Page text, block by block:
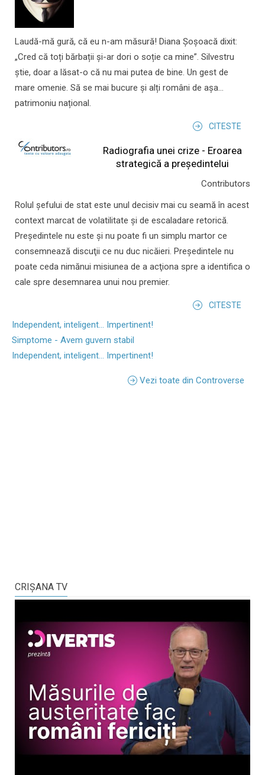
Laudă-mă gură, că eu n-am măsură! Diana Șoșoacă dixit:
„Cred că toți bărbații și-ar dori o soție ca mine”. Silvestru
știe, doar a lăsat-o că nu mai putea de bine. Un gest de
mare omenie. Să se mai bucure și alți români de așa...
patrimoniu național.
CITESTE
Radiografia unei crize - Eroarea
strategică a președintelui
Contributors
Rolul şefului de stat este unul decisiv mai cu seamă în acest
context marcat de volatilitate şi de escaladare retorică.
Preşedintele nu este şi nu poate fi un simplu martor ce
consemnează discuţii ce nu duc nicăieri. Preşedintele nu
poate ceda nimănui misiunea de a acţiona spre a identifica o
cale spre desemnarea unui nou premier.
CITESTE
Independent, inteligent... Impertinent!
Simptome - Avem guvern stabil
Independent, inteligent... Impertinent!
Vezi toate din Controverse
CRIŞANA TV